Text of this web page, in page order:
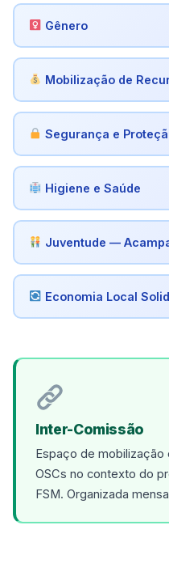
Gênero
Mobilização de
Segurança e
Higiene e Saúde
Juventude —
Economia Local
Inter-Comissão
Espaço de
OSCs no contexto do
FSM. Organizada